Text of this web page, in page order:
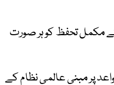
کے مکمل تحفظ کو ہر صورت
پر مبنی عالمی نظام کے